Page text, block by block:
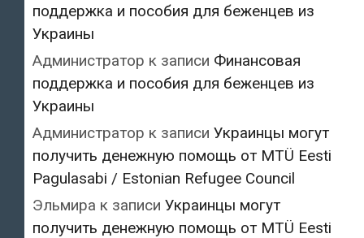
поддержка и пособия для беженцев из
Украины
Администратор к записи Финансовая
поддержка и пособия для беженцев из
Украины
Администратор к записи Украинцы могут
получить денежную помощь от MTÜ Eesti
Pagulasabi / Estonian Refugee Council
Эльмира к записи Украинцы могут
получить денежную помощь от MTÜ Eesti